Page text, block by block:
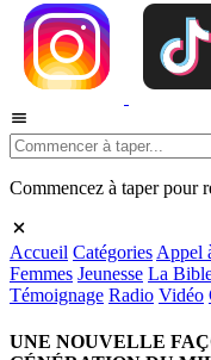
Commencez à taper pour
Accueil Catégories Appel
Femmes Jeunesse La
Témoignage Radio Vidéo
UNE NOUVELLE